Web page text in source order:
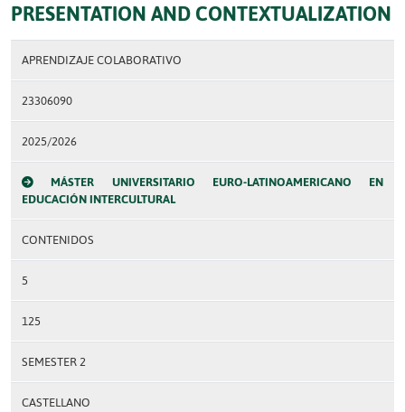
PRESENTATION AND CONTEXTUALIZATION
APRENDIZAJE COLABORATIVO
23306090
2025/2026
MÁSTER UNIVERSITARIO EURO-LATINOAMERICANO EN
EDUCACIÓN INTERCULTURAL
CONTENIDOS
5
125
SEMESTER 2
CASTELLANO